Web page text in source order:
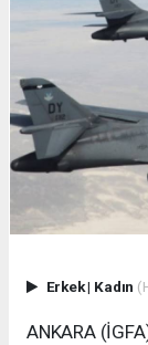
Erkek| Kadın
ANKARA